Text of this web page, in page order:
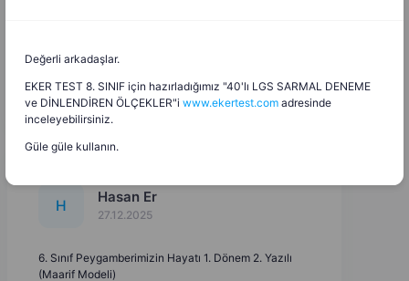
H Hasan Er
27.12.2025
6. Sınıf Peygamberimizin Hayatı 1. Dönem 2. Yazılı
(Maarif Modeli)
Değerli arkadaşlar.
EKER TEST 8. SINIF için hazırladığımız "40'lı LGS SARMAL DENEME
ve DİNLENDİREN ÖLÇEKLER"i www.ekertest.com adresinde
inceleyebilirsiniz.
Güle güle kullanın.